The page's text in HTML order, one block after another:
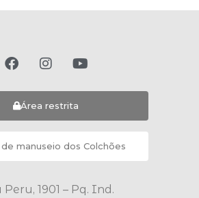
Área restrita
de manuseio dos Colchões
Peru, 1901 – Pq. Ind.